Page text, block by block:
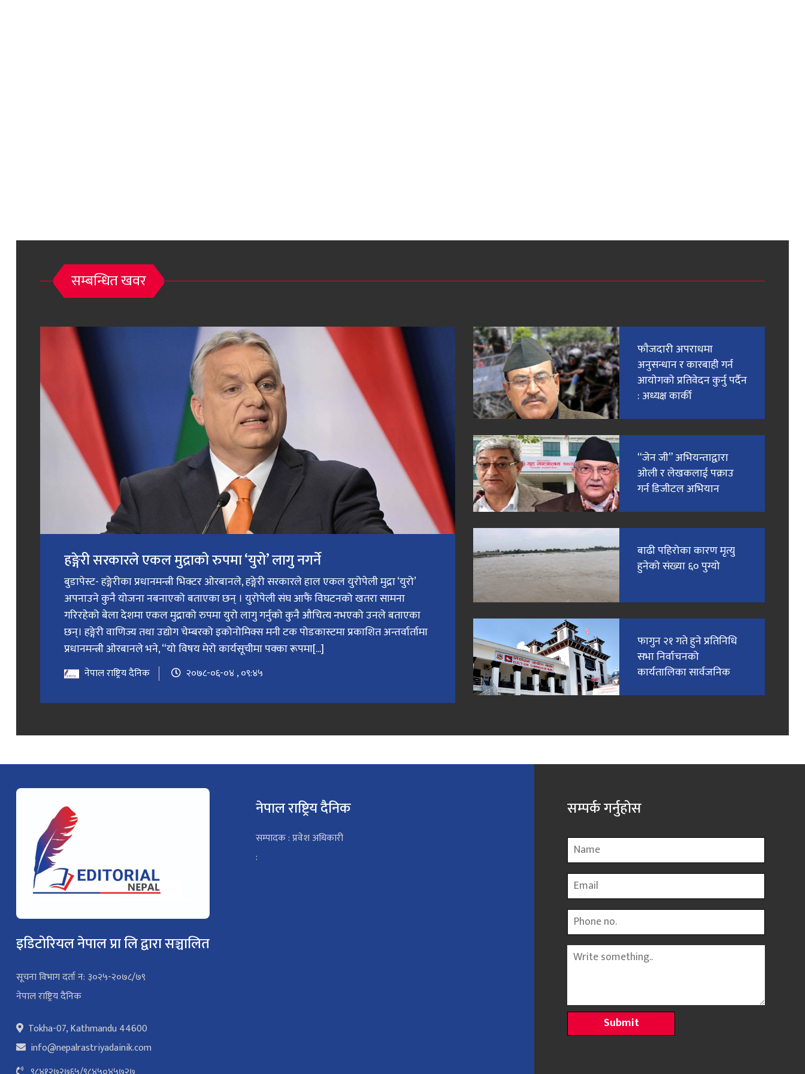
सम्बन्धित खवर
हङ्गेरी सरकारले एकल मुद्राको रुपमा ‘युरो’ लागु नगर्ने
बुडापेस्ट- हङ्गेरीका प्रधानमन्त्री भिक्टर ओरबानले, हङ्गेरी सरकारले हाल एकल युरोपेली मुद्रा ‘युरो’
अपनाउने कुनै योजना नबनाएको बताएका छन् । युरोपेली संघ आफैं विघटनको खतरा सामना
गरिरहेको बेला देशमा एकल मुद्राको रुपमा युरो लागु गर्नुको कुनै औचित्य नभएको उनले बताएका
छन्। हङ्गेरी वाणिज्य तथा उद्योग चेम्बरको इकोनोमिक्स मनी टक पोडकास्टमा प्रकाशित अन्तर्वार्तामा
प्रधानमन्त्री ओरबानले भने, “यो विषय मेरो कार्यसूचीमा पक्का रूपमा[...]
नेपाल राष्ट्रिय दैनिक २०७८-०६-०४ , ०९:४५
फाैजदारी अपराधमा
अनुसन्धान र कारबाही गर्न
आयाेगकाे प्रतिवेदन कुर्नु पर्दैन
: अध्यक्ष कार्की
“जेन जी” अभियन्ताद्वारा
ओली र लेखकलाई पक्राउ
गर्न डिजीटल अभियान
बाढी पहिरोका कारण मृत्यु
हुनेको संख्या ६० पुग्यो
फागुन २१ गते हुने प्रतिनिधि
सभा निर्वाचनको
कार्यतालिका सार्वजनिक
इडिटोरियल नेपाल प्रा लि द्वारा सञ्चालित
सूचना विभाग दर्ता न: ३०२५-२०७८/७९
नेपाल राष्ट्रिय दैनिक
Tokha-07, Kathmandu 44600
info@nepalrastriyadainik.com
नेपाल राष्ट्रिय दैनिक
सम्पादक : प्रवेश अधिकारी
:
सम्पर्क गर्नुहोस
Name
Email
Phone
Message